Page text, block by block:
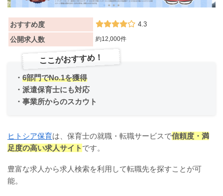
おすすめ度 4.3
公開求人数 約12,000件
ここがおすすめ！
・ 6部門でNo.1を獲得
・派遣保育士にも対応
・事業所からのスカウト
ヒトシア保育は、保育士の就職・転職サービスで信頼度・満
足度の高い求人サイト です。
豊富な求人から求人検索を利用して転職先を探すことが可
能。